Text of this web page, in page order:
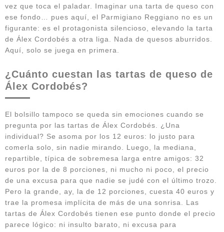
vez que toca el paladar. Imaginar una tarta de queso con
ese fondo… pues aquí, el Parmigiano Reggiano no es un
figurante: es el protagonista silencioso, elevando la tarta
de Álex Cordobés a otra liga. Nada de quesos aburridos.
Aquí, solo se juega en primera.
¿Cuánto cuestan las tartas de queso de
Álex Cordobés?
El bolsillo tampoco se queda sin emociones cuando se
pregunta por las tartas de Álex Cordobés. ¿Una
individual? Se asoma por los 12 euros: lo justo para
comerla solo, sin nadie mirando. Luego, la mediana,
repartible, típica de sobremesa larga entre amigos: 32
euros por la de 8 porciones, ni mucho ni poco, el precio
de una excusa para que nadie se judé con el último trozo.
Pero la grande, ay, la de 12 porciones, cuesta 40 euros y
trae la promesa implícita de más de una sonrisa. Las
tartas de Álex Cordobés tienen ese punto donde el precio
parece lógico: ni insulto barato, ni excusa para